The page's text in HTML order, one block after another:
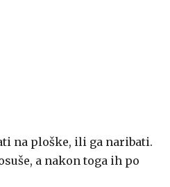
na ploške, ili ga naribati.
a nakon toga ih po